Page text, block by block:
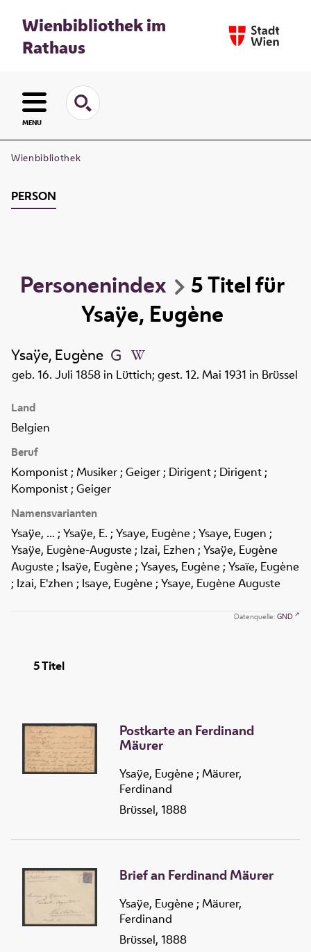
Wienbibliothek im
Rathaus
MENU
Wienbibliothek
PERSON
Personenindex 5Titelfür
Ysaÿe, Eugène
Ysaÿe, Eugène
geb. 16. Juli 1858 in Lüttich; gest. 12. Mai 1931 in Brüssel
Land
Belgien
Beruf
Komponist ; Musiker ; Geiger ; Dirigent ; Dirigent ;
Komponist ; Geiger
Namensvarianten
Ysaÿe, ... ; Ysaÿe, E. ; Ysaye, Eugène ; Ysaye, Eugen ;
Ysaÿe, Eugène-Auguste ; Izai, Ezhen ; Ysaÿe, Eugène
Auguste ; Isaÿe, Eugène ; Ysayes, Eugène ; Ysaïe, Eugène
; Izai, E'zhen ; Isaye, Eugène ; Ysaye, Eugène Auguste
Datenquelle: GND
5Titel
Postkarte an Ferdinand
Mäurer
Ysaÿe, Eugène ; Mäurer,
Ferdinand
Brüssel, 1888
Brief an Ferdinand Mäurer
Ysaÿe, Eugène ; Mäurer,
Ferdinand
Brüssel, 1888